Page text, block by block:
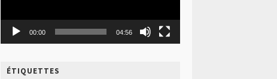
00:00 04:56
ÉTIQUETTES